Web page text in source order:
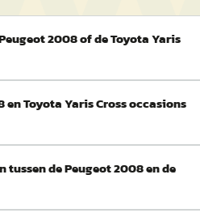
2008 of de Toyota Yaris
en Toyota Yaris Cross occasions
tussen de Peugeot 2008 en de